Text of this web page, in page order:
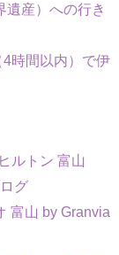
遺産）への行き
4時間以内）で伊
ルトン 富山
グ
富山 by Granvia